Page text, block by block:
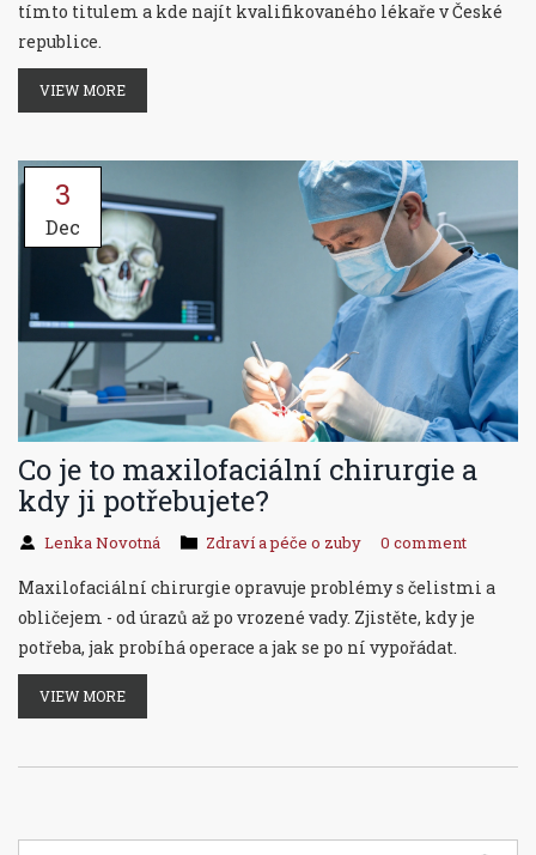
tímto titulem a kde najít kvalifikovaného lékaře v České
republice.
VIEW MORE
3
Dec
Co je to maxilofaciální chirurgie a
kdy ji potřebujete?
Lenka Novotná Zdraví a péče o zuby 0 comment
Maxilofaciální chirurgie opravuje problémy s čelistmi a
obličejem - od úrazů až po vrozené vady. Zjistěte, kdy je
potřeba, jak probíhá operace a jak se po ní vypořádat.
VIEW MORE